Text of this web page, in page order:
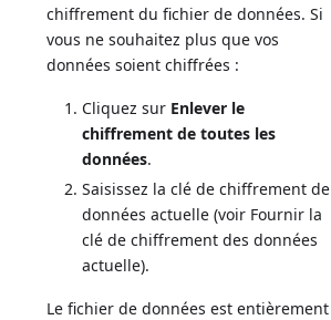
chiffrement du fichier de données. Si
vous ne souhaitez plus que vos
données soient chiffrées :
Cliquez sur Enlever le
chiffrement de toutes les
données.
Saisissez la clé de chiffrement de
données actuelle (voir Fournir la
clé de chiffrement des données
actuelle).
Le fichier de données est entièrement